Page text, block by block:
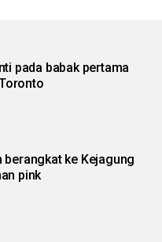
pada babak pertama
berangkat ke Kejagung
pink